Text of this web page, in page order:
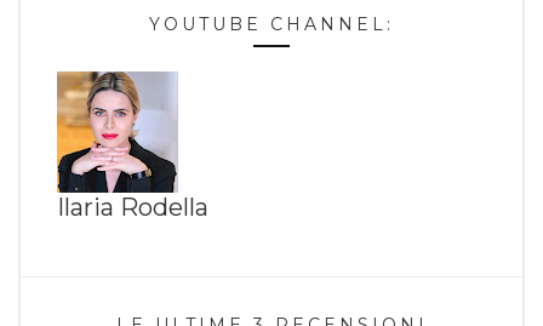
YOUTUBE CHANNEL:
Ilaria Rodella